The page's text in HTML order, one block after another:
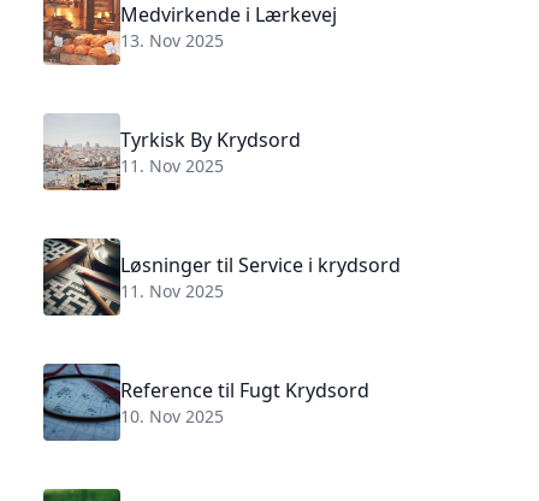
Medvirkende i Lærkevej
13. Nov 2025
Tyrkisk By Krydsord
11. Nov 2025
Løsninger til Service i krydsord
11. Nov 2025
Reference til Fugt Krydsord
10. Nov 2025